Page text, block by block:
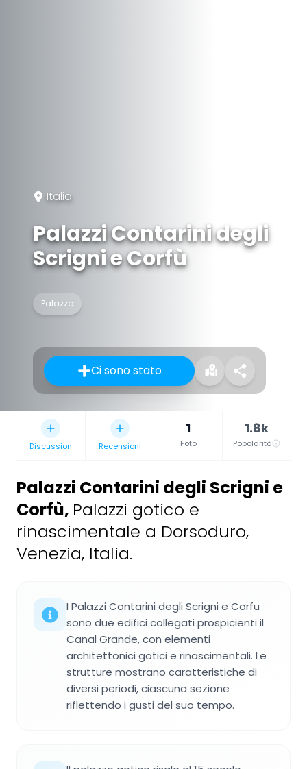
Italia
Palazzi Contarini degli
Scrigni e Corfù
Palazzo
Ci sono stato
Discussion Recensioni
1
Foto
1.8k
Popolarità
Palazzi Contarini degli Scrigni e
Corfù, Palazzi gotico e
rinascimentale a Dorsoduro,
Venezia, Italia.
I Palazzi Contarini degli Scrigni e Corfu
sono due edifici collegati prospicienti il
Canal Grande, con elementi
architettonici gotici e rinascimentali. Le
strutture mostrano caratteristiche di
diversi periodi, ciascuna sezione
riflettendo i gusti del suo tempo.